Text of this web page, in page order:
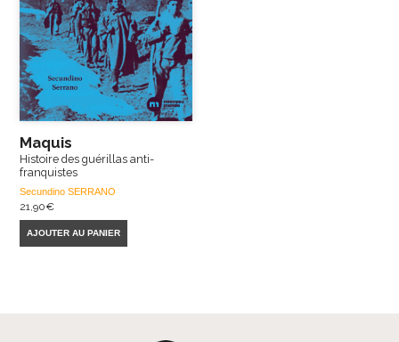
Maquis
Histoire des guérillas anti-
franquistes
Secundino SERRANO
21,90€
AJOUTER AU PANIER